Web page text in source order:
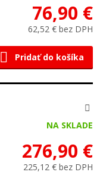
76,90 €
62,52 € bez DPH
Pridať do košíka
NA SKLADE
276,90 €
225,12 € bez DPH